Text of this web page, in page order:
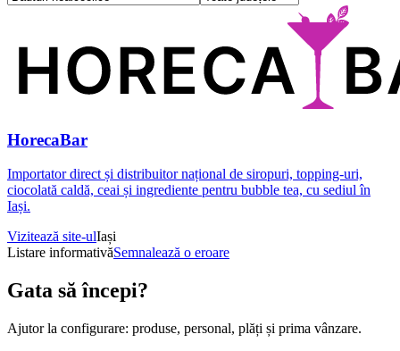
HorecaBar
Importator direct și distribuitor național de siropuri, topping-uri,
ciocolată caldă, ceai și ingrediente pentru bubble tea, cu sediul în
Iași.
Vizitează site-ulIași
Listare informativăSemnalează o eroare
Gata să începi?
Ajutor la configurare: produse, personal, plăți și prima vânzare.